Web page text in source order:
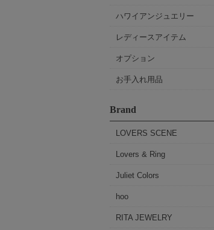
ハワイアンジュエリー
レディースアイテム
オプション
お手入れ用品
Brand
LOVERS SCENE
Lovers & Ring
Juliet Colors
hoo
RITA JEWELRY